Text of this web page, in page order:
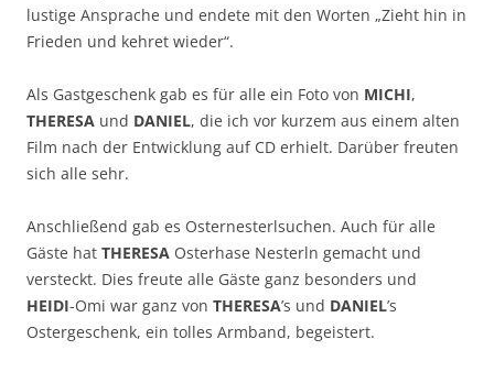
lustige Ansprache und endete mit den Worten „Zieht hin in
Frieden und kehret wieder“.
Als Gastgeschenk gab es für alle ein Foto von MICHI,
THERESA und DANIEL, die ich vor kurzem aus einem alten
Film nach der Entwicklung auf CD erhielt. Darüber freuten
sich alle sehr.
Anschließend gab es Osternesterlsuchen. Auch für alle
Gäste hat THERESA Osterhase Nesterln gemacht und
versteckt. Dies freute alle Gäste ganz besonders und
HEIDI-Omi war ganz von THERESA’s und DANIEL’s
Ostergeschenk, ein tolles Armband, begeistert.